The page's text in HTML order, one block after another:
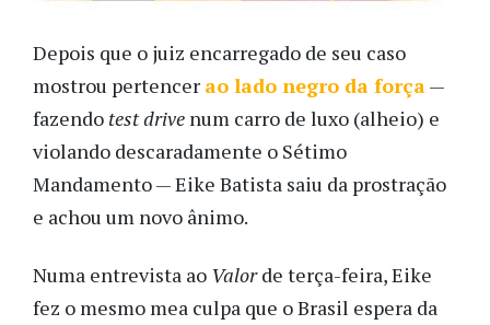
Depois que o juiz encarregado de seu caso
mostrou pertencer ao lado negro da força—
fazendo test drive num carro de luxo (alheio) e
violando descaradamente o Sétimo
Mandamento — Eike Batista saiu da prostração
e achou um novo ânimo.
Numa entrevista ao Valorde terça-feira, Eike
fez o mesmo mea culpa que o Brasil espera da